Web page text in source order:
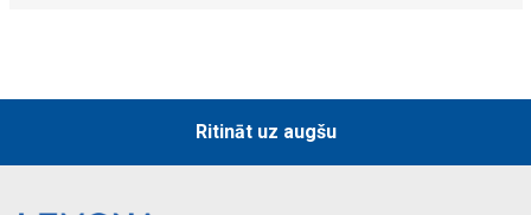
Ritināt uz augšu